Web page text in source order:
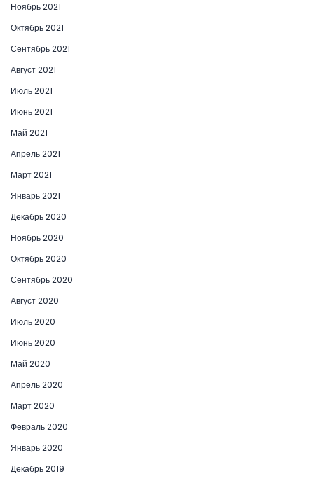
Ноябрь 2021
Октябрь 2021
Сентябрь 2021
Август 2021
Июль 2021
Июнь 2021
Май 2021
Апрель 2021
Март 2021
Январь 2021
Декабрь 2020
Ноябрь 2020
Октябрь 2020
Сентябрь 2020
Август 2020
Июль 2020
Июнь 2020
Май 2020
Апрель 2020
Март 2020
Февраль 2020
Январь 2020
Декабрь 2019